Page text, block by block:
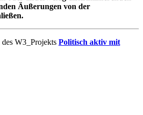
Äußerungen von der
W3_Projekts Politisch aktiv mit